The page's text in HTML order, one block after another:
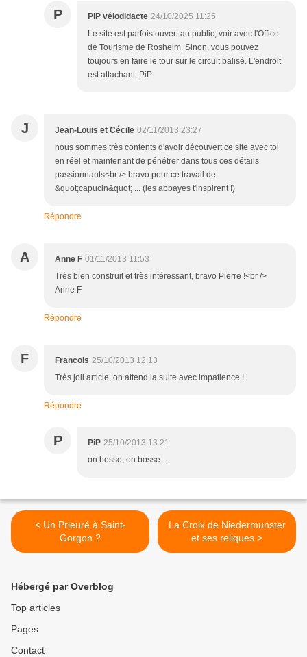
P PiP vélodidacte 24/10/2025 11:25
Le site est parfois ouvert au public, voir avec l'Office
de Tourisme de Rosheim. Sinon, vous pouvez
toujours en faire le tour sur le circuit balisé. L'endroit
est attachant. PiP
J Jean-Louis et Cécile 02/11/2013 23:27
nous sommes très contents d'avoir découvert ce site avec toi
en réel et maintenant de pénétrer dans tous ces détails
passionnants<br /> bravo pour ce travail de
&quot;capucin&quot; ... (les abbayes t'inspirent !)
Répondre
A Anne F 01/11/2013 11:53
Très bien construit et très intéressant, bravo Pierre !<br />
Anne F
Répondre
F Francois 25/10/2013 12:13
Très joli article, on attend la suite avec impatience !
Répondre
P PiP 25/10/2013 13:21
on bosse, on bosse....
< Un Prieuré à Saint-
Gorgon ?
La Croix de Niedermunster
et ses reliques >
Hébergé par Overblog
Top articles
Pages
Contact